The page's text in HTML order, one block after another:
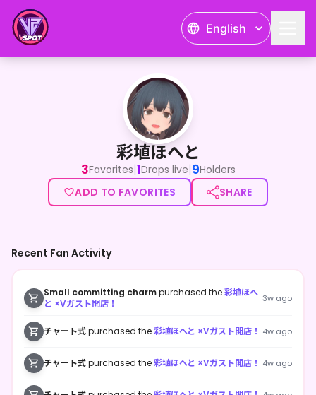
English
彩埴ほへと
彩埴ほへと
3Favorites|1Drops live|9Holders
ADD TO FAVORITES
SHARE
Recent Fan Activity
Small committing charmpurchased the彩埴ほへ
と ×Vガスト開店！
3w ago
チャート式purchased the彩埴ほへと ×Vガスト開店！ 4w ago
チャート式purchased the彩埴ほへと ×Vガスト開店！ 4w ago